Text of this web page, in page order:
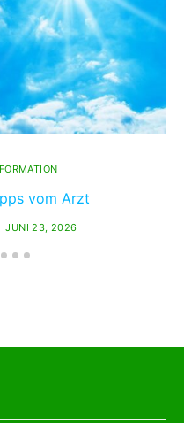
vom Arzt
JUNI 23, 2026